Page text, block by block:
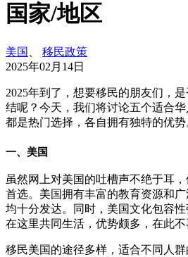
国家/地区
美国
移民政策
2025年02月14日
2025年到了，想要移民的朋友们，
结呢？今天，我们将讨论五个适合
都是热门选择，各自拥有独特的优势
一、美国
虽然网上对美国的吐槽声不绝于耳
首选。美国拥有丰富的教育资源和
均十分发达。同时，美国文化包容
在这里共同生活，优势颇多，在此不
移民美国的途径多样，适合不同人